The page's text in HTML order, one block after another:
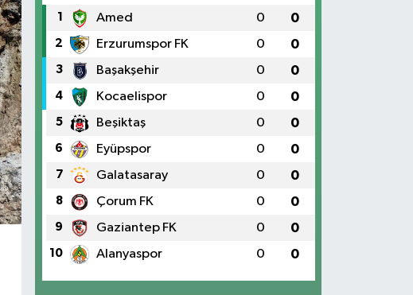
1 Amed 0 0
2 Erzurumspor FK 0 0
3 Başakşehir 0 0
4 Kocaelispor 0 0
5 Beşiktaş 0 0
6 Eyüpspor 0 0
7 Galatasaray 0 0
8 Çorum FK 0 0
9 Gaziantep FK 0 0
10 Alanyaspor 0 0